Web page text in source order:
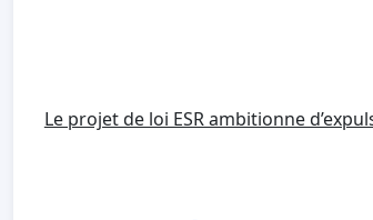
Le projet de loi ESR ambitionne